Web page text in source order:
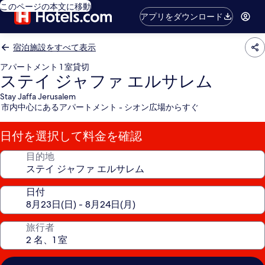
このページの本文に移動
アプリをダウンロード
宿泊施設をすべて表示
アパートメント 1 室貸切
ステイ ジャファ エルサレム
Stay Jaffa Jerusalem
市内中心にあるアパートメント - シオン広場からすぐ
日付を選択して料金を確認
目的地
日付
旅行者